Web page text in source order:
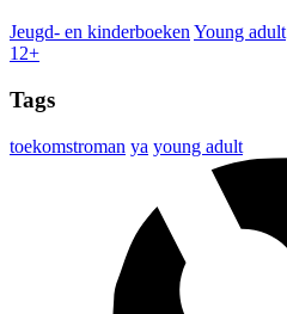
Jeugd- en kinderboeken Young adult
12+
Tags
toekomstroman ya young adult